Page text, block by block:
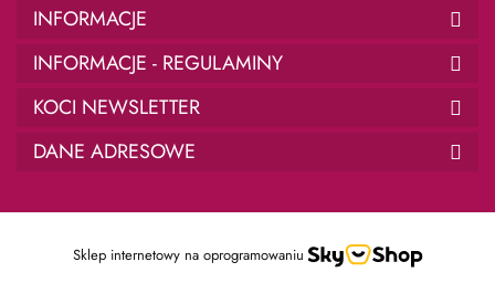
INFORMACJE
INFORMACJE - REGULAMINY
KOCI NEWSLETTER
DANE ADRESOWE
Sklep internetowy na oprogramowaniu